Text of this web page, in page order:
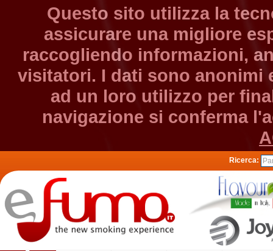
Questo sito utilizza la
assicurare una migliore
raccogliendo informazioni,
visitatori. I dati sono anonimi
ad un loro utilizzo per
navigazione si conferma
Ricerca: